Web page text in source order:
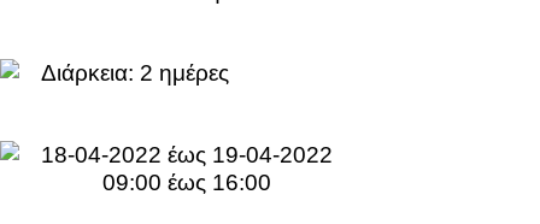
Διάρκεια: 2 ημέρες
18-04-2022 έως 19-04-2022
09:00 έως 16:00